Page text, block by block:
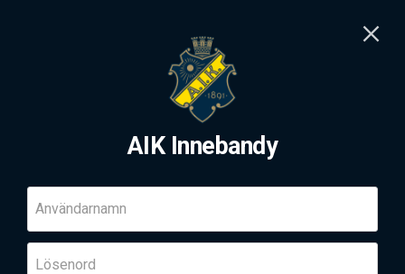
AIK Innebandy
Användarnamn
Lösenord